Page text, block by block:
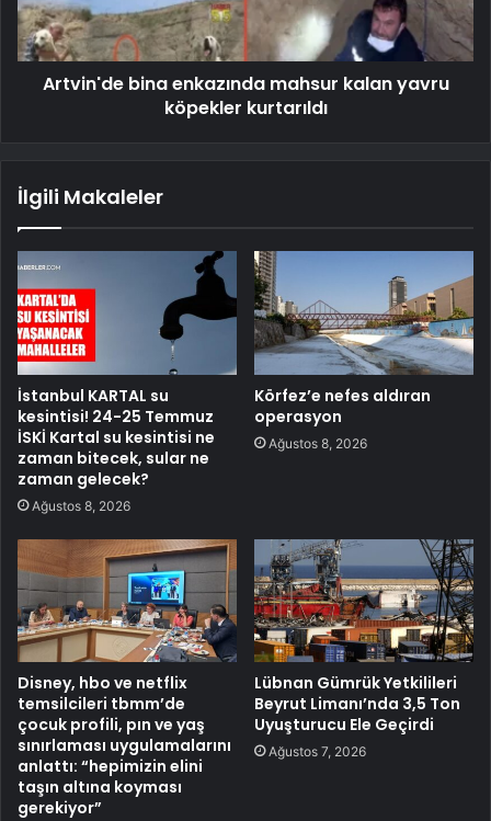
Artvin'de bina enkazında mahsur kalan yavru
köpekler kurtarıldı
İlgili Makaleler
İstanbul KARTAL su
kesintisi! 24-25 Temmuz
İSKİ Kartal su kesintisi ne
zaman bitecek, sular ne
zaman gelecek?
Ağustos 8, 2026
Körfez’e nefes aldıran
operasyon
Ağustos 8, 2026
Disney, hbo ve netflix
temsilcileri tbmm’de
çocuk profili, pın ve yaş
sınırlaması uygulamalarını
anlattı: “hepimizin elini
taşın altına koyması
gerekiyor”
Lübnan Gümrük Yetkilileri
Beyrut Limanı’nda 3,5 Ton
Uyuşturucu Ele Geçirdi
Ağustos 7, 2026